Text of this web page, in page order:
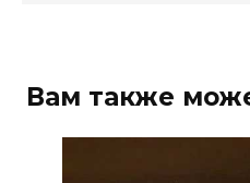
Вам также